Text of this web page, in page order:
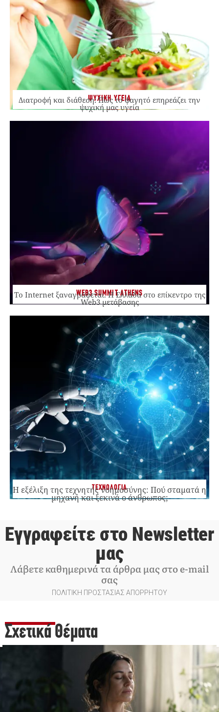
ΨΥΧΙΚΗ ΥΓΕΙΑ
Διατροφή και διάθεση: Πώς το φαγητό επηρεάζει την
ψυχική μας υγεία
WEB3 SUMMIT ATHENS
Το Internet ξαναγράφεται. Η Ελλάδα στο επίκεντρο της
Web3 μετάβασης
ΤΕΧΝΟΛΟΓΙΑ
Η εξέλιξη της τεχνητής νοημοσύνης: Πού σταματά η
μηχανή και ξεκινά ο άνθρωπος;
Εγγραφείτε στο Newsletter
μας
Λάβετε καθημερινά τα άρθρα μας στο e-mail
σας
ΠΟΛΙΤΙΚΗ ΠΡΟΣΤΑΣΙΑΣ ΑΠΟΡΡΗΤΟΥ
Σχετικά Θέματα